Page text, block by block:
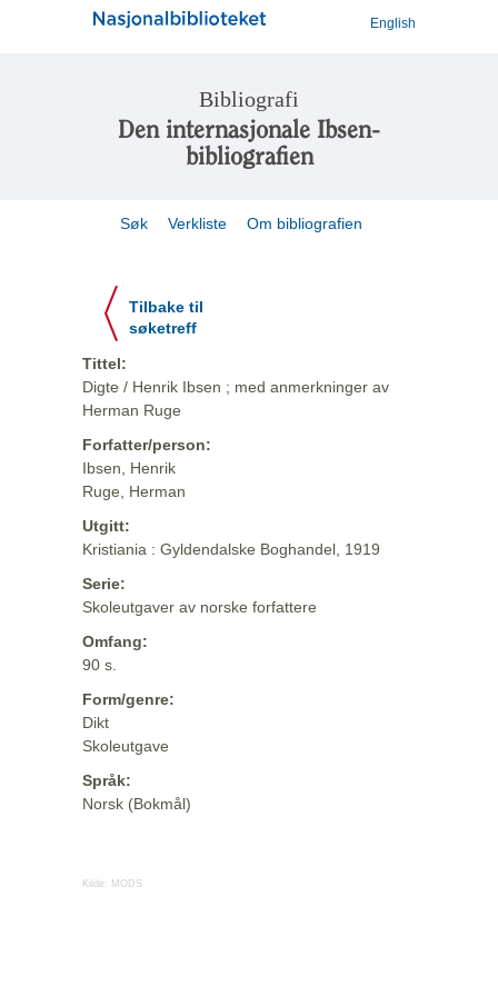
English
Bibliografi
Den internasjonale Ibsen-
bibliografien
Søk Verkliste Om bibliografien
Tilbake til
søketreff
Tittel:
Digte / Henrik Ibsen ; med anmerkninger av
Herman Ruge
Forfatter/person:
Ibsen, Henrik
Ruge, Herman
Utgitt:
Kristiania : Gyldendalske Boghandel, 1919
Serie:
Skoleutgaver av norske forfattere
Omfang:
90 s.
Form/genre:
Dikt
Skoleutgave
Språk:
Norsk (Bokmål)
Kilde: MODS